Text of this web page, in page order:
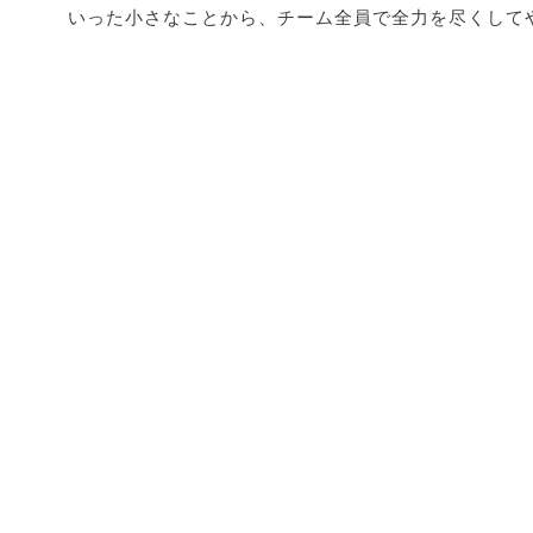
いった小さなことから、チーム全員で全力を尽くして